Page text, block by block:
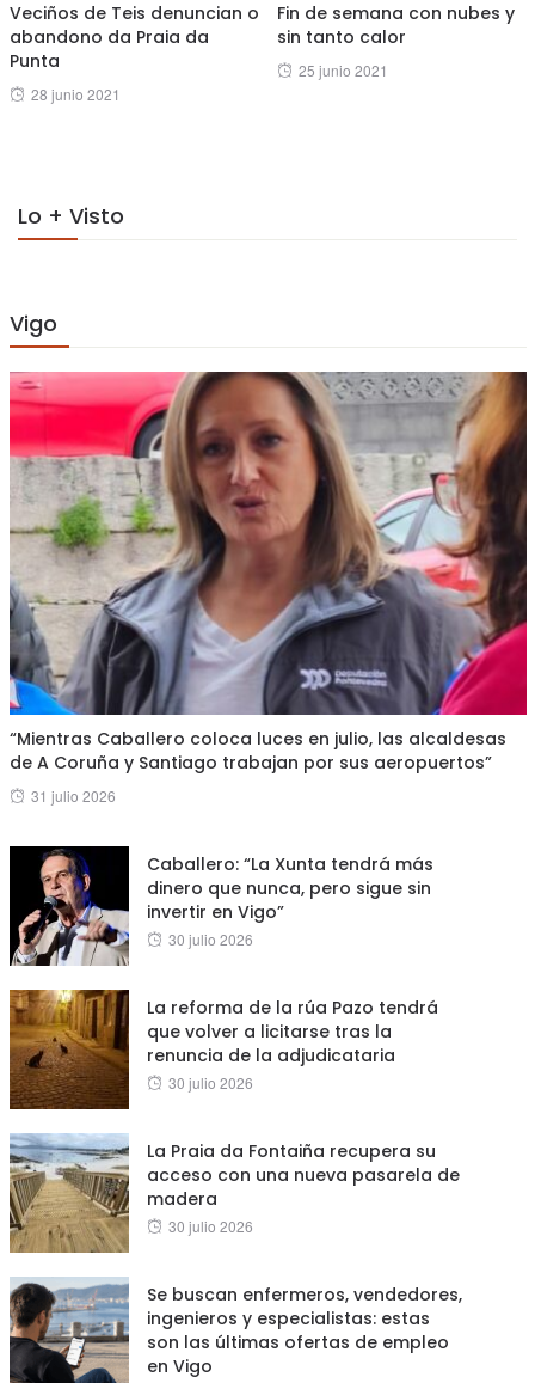
Veciños de Teis denuncian o
abandono da Praia da
Punta
Posted
28 junio 2021
Fin de semana con nubes y
sin tanto calor
Posted
25 junio 2021
Lo + Visto
Vigo
“Mientras Caballero coloca luces en julio, las alcaldesas
de A Coruña y Santiago trabajan por sus aeropuertos”
Posted
31 julio 2026
Caballero: “La Xunta tendrá más
dinero que nunca, pero sigue sin
invertir en Vigo”
Posted
30 julio 2026
La reforma de la rúa Pazo tendrá
que volver a licitarse tras la
renuncia de la adjudicataria
Posted
30 julio 2026
La Praia da Fontaiña recupera su
acceso con una nueva pasarela de
madera
Posted
30 julio 2026
Se buscan enfermeros, vendedores,
ingenieros y especialistas: estas
son las últimas ofertas de empleo
en Vigo